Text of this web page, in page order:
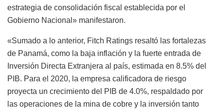
estrategia de consolidación fiscal establecida por el
Gobierno Nacional» manifestaron.
«Sumado a lo anterior, Fitch Ratings resaltó las fortalezas
de Panamá, como la baja inflación y la fuerte entrada de
Inversión Directa Extranjera al país, estimada en 8.5% del
PIB. Para el 2020, la empresa calificadora de riesgo
proyecta un crecimiento del PIB de 4.0%, respaldado por
las operaciones de la mina de cobre y la inversión tanto